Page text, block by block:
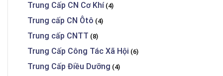
Trung Cấp CN Cơ Khí (4)
Trung cấp CN Ôtô (4)
Trung cấp CNTT (8)
Trung Cấp Công Tác Xã Hội (6)
Trung Cấp Điều Dưỡng (4)